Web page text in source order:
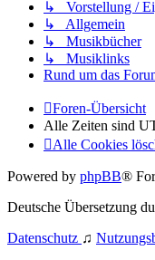
↳ Vorstellung /
↳ Allgemein
↳ Musikbücher
↳ Musiklinks
Rund um das
Foren-Übersicht
Alle Zeiten sind
Alle Cookies
Powered by phpBB®
Deutsche Übersetzung
Datenschutz ♫